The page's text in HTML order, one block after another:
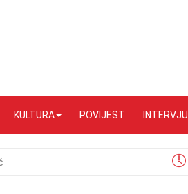
KULTURA POVIJEST INTERVJU